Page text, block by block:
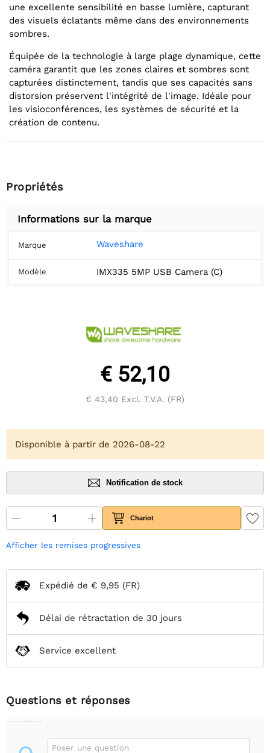
une excellente sensibilité en basse lumière, capturant
des visuels éclatants même dans des environnements
sombres.
Équipée de la technologie à large plage dynamique, cette
caméra garantit que les zones claires et sombres sont
capturées distinctement, tandis que ses capacités sans
distorsion préservent l'intégrité de l'image. Idéale pour
les visioconférences, les systèmes de sécurité et la
création de contenu.
Propriétés
Informations sur la marque
Marque Waveshare
Modèle IMX335 5MP USB Camera (C)
€ 52,10
€ 43,40 Excl. T.V.A. (FR)
Disponible à partir de 2026-08-22
Notification de stock
Chariot
Afficher les remises progressives
Expédié de € 9,95 (FR)
Délai de rétractation de 30 jours
Service excellent
Questions et réponses
Poser une question